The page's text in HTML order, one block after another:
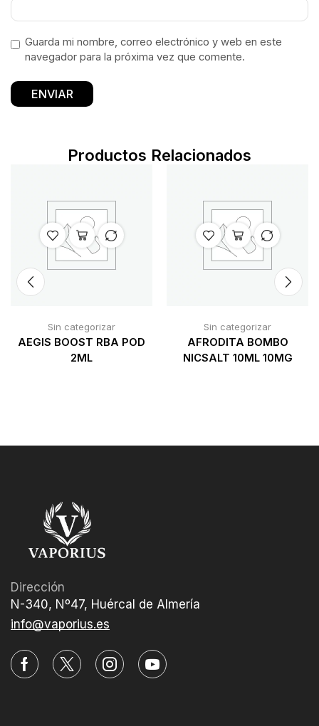
Guarda mi nombre, correo electrónico y web en este
navegador para la próxima vez que comente.
Productos Relacionados
Sin categorizar
AEGIS BOOST RBA POD
2ML
Sin categorizar
AFRODITA BOMBO
NICSALT 10ML 10MG
Dirección
N-340, Nº47, Huércal de Almería
info@vaporius.es